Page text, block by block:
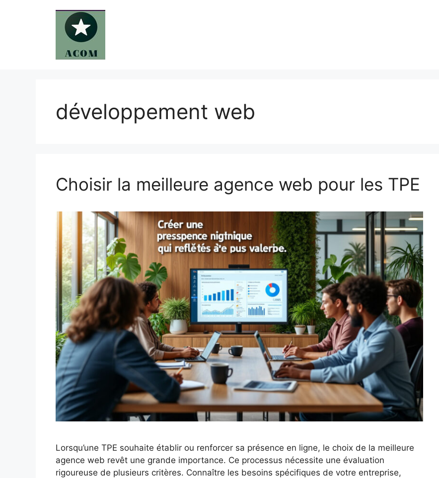
développement web
Choisir la meilleure agence web pour les TPE
Lorsqu’une TPE souhaite établir ou renforcer sa présence en ligne, le choix de la meilleure
agence web revêt une grande importance. Ce processus nécessite une évaluation
rigoureuse de plusieurs critères. Connaître les besoins spécifiques de votre entreprise,